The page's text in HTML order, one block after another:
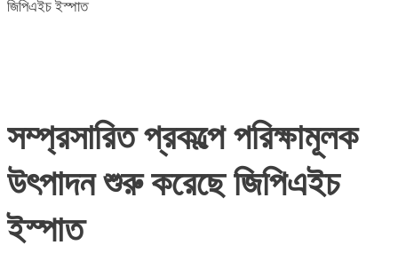
জিপিএইচ ইস্পাত
সম্প্রসারিত প্রকল্পে পরিক্ষামূলক
উৎপাদন শুরু করেছে জিপিএইচ
ইস্পাত